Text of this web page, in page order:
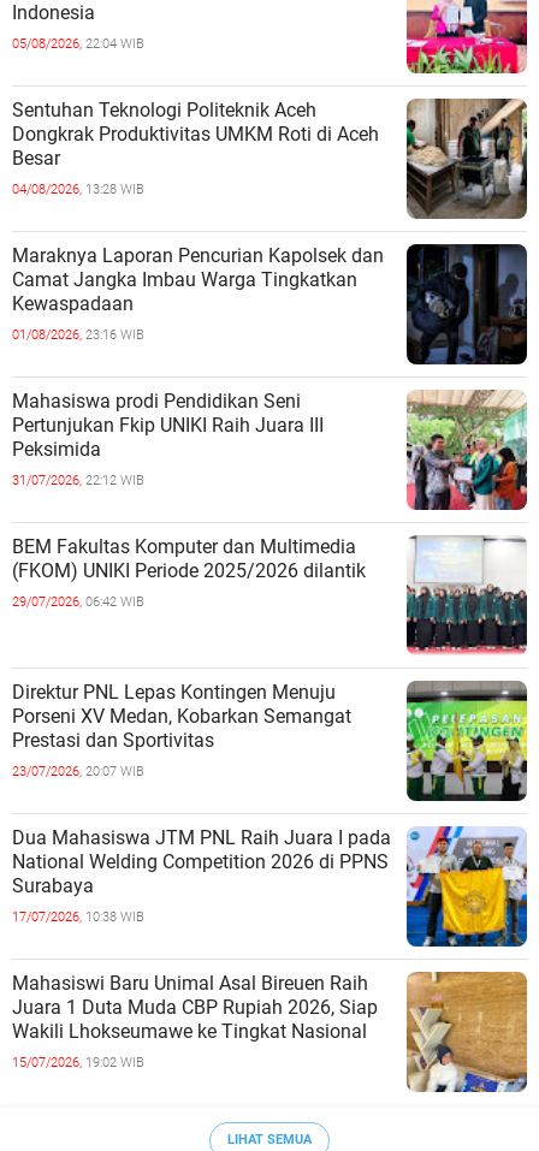
Indonesia
05/08/2026, 22:04 WIB
Sentuhan Teknologi Politeknik Aceh
Dongkrak Produktivitas UMKM Roti di Aceh
Besar
04/08/2026, 13:28 WIB
Maraknya Laporan Pencurian Kapolsek dan
Camat Jangka Imbau Warga Tingkatkan
Kewaspadaan
01/08/2026, 23:16 WIB
Mahasiswa prodi Pendidikan Seni
Pertunjukan Fkip UNIKI Raih Juara III
Peksimida
31/07/2026, 22:12 WIB
BEM Fakultas Komputer dan Multimedia
(FKOM) UNIKI Periode 2025/2026 dilantik
29/07/2026, 06:42 WIB
Direktur PNL Lepas Kontingen Menuju
Porseni XV Medan, Kobarkan Semangat
Prestasi dan Sportivitas
23/07/2026, 20:07 WIB
Dua Mahasiswa JTM PNL Raih Juara I pada
National Welding Competition 2026 di PPNS
Surabaya
17/07/2026, 10:38 WIB
Mahasiswi Baru Unimal Asal Bireuen Raih
Juara 1 Duta Muda CBP Rupiah 2026, Siap
Wakili Lhokseumawe ke Tingkat Nasional
15/07/2026, 19:02 WIB
LIHAT SEMUA